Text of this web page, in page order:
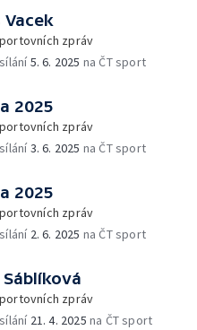
zpráv
5. 6. 2025 na ČT sport
2025
zpráv
3. 6. 2025 na ČT sport
2025
zpráv
2. 6. 2025 na ČT sport
zpráv
21. 4. 2025 na ČT sport